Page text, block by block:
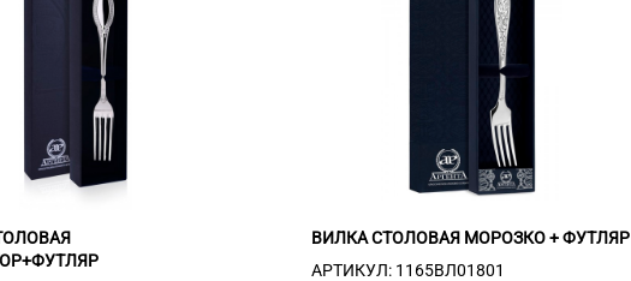
ВИЛКА СТОЛОВАЯ МОРОЗКО + ФУТЛЯР
АРТИКУЛ: 1165ВЛ01801